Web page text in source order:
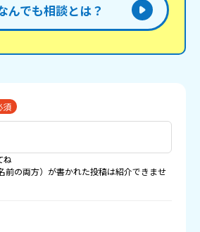
んでも相談とは？
須
ね
の両方）が書かれた投稿は紹介できませ